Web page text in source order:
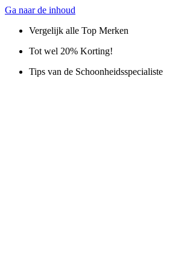
Ga naar de inhoud
Vergelijk alle Top Merken
Tot wel 20% Korting!
Tips van de Schoonheidsspecialiste